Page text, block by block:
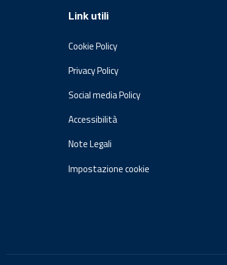
Link utili
Cookie Policy
Privacy Policy
Social media Policy
Accessibilità
Note Legali
Impostazione cookie